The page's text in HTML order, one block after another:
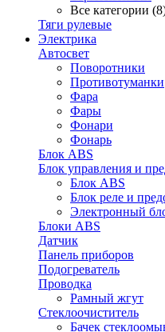
Все категории
Тяги рулевые
Электрика
Автосвет
Поворотники
Противотуманки
Фара
Фары
Фонари
Фонарь
Блок ABS
Блок управления и
Блок ABS
Блок реле и
Электронный
Блоки ABS
Датчик
Панель приборов
Подогреватель
Проводка
Рамный жгут
Стеклоочиститель
Бачек